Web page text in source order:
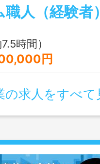
人（経験者
時間）
円
の求人をすべて